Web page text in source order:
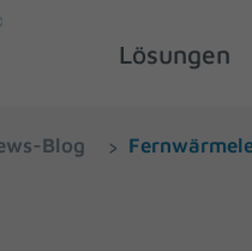
Lösungen
Blog